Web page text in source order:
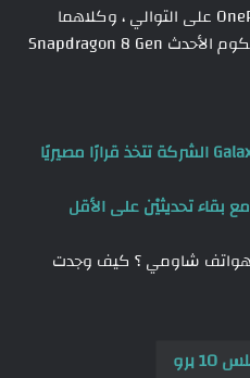
2022 المتألقة من Xiaomi و OnePlus على التوالي ، وكلاهما
مدعوم من مجموعة شرائح كوالكوم الأحدث Snapdragon 8 Gen
سامسونج جالكسي نوت Galaxy Note الشركة تتخذ قرارًا مصيريًا
هواتف شاومي ؟ كيف وجدت
برو